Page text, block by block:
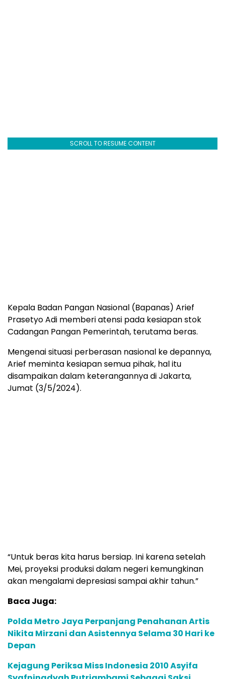
SCROLL TO RESUME CONTENT
Kepala Badan Pangan Nasional (Bapanas) Arief
Prasetyo Adi memberi atensi pada kesiapan stok
Cadangan Pangan Pemerintah, terutama beras.
Mengenai situasi perberasan nasional ke depannya,
Arief meminta kesiapan semua pihak, hal itu
disampaikan dalam keterangannya di Jakarta,
Jumat (3/5/2024).
“Untuk beras kita harus bersiap. Ini karena setelah
Mei, proyeksi produksi dalam negeri kemungkinan
akan mengalami depresiasi sampai akhir tahun.”
Baca Juga:
Polda Metro Jaya Perpanjang Penahanan Artis
Nikita Mirzani dan Asistennya Selama 30 Hari ke
Depan
Kejagung Periksa Miss Indonesia 2010 Asyifa